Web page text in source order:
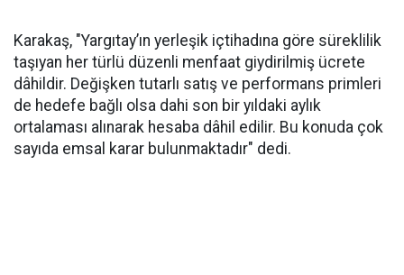
Karakaş, "Yargıtay’ın yerleşik içtihadına göre süreklilik
taşıyan her türlü düzenli menfaat giydirilmiş ücrete
dâhildir. Değişken tutarlı satış ve performans primleri
de hedefe bağlı olsa dahi son bir yıldaki aylık
ortalaması alınarak hesaba dâhil edilir. Bu konuda çok
sayıda emsal karar bulunmaktadır" dedi.